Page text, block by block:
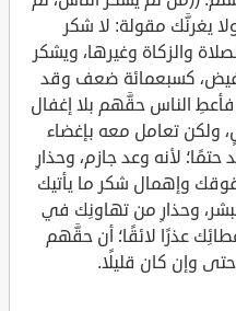
يغرنَّك مقولة: لا شكر
والزكاة وغيرها، ويشكر
كسبعمائة ضعف وقد
فأعطِ الناس حقَّهم بلا إغفال
ولكن تعامل معه بإغضاء
حتمًا؛ لأنه وعد جازم، وحذارِ
وإهمال شكر ما يأتيك
وحذارِ من تهاونِك في
عذرًا لائقًا؛ أن حقَّهم
وإن كان قليلًا.